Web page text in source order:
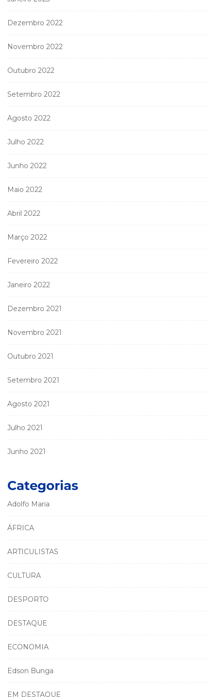
Dezembro 2022
Novembro 2022
Outubro 2022
Setembro 2022
Agosto 2022
Julho 2022
Junho 2022
Maio 2022
Abril 2022
Março 2022
Fevereiro 2022
Janeiro 2022
Dezembro 2021
Novembro 2021
Outubro 2021
Setembro 2021
Agosto 2021
Julho 2021
Junho 2021
Categorias
Adolfo Maria
ÁFRICA
ARTICULISTAS
CULTURA
DESPORTO
DESTAQUE
ECONOMIA
Edson Bunga
EM DESTAQUE